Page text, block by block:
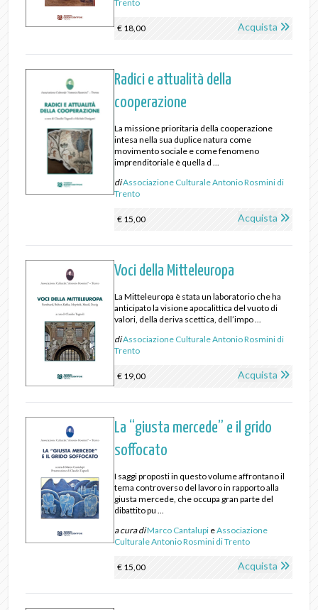
Trento
€ 18,00 Acquista
Radici e attualità della
cooperazione
La missione prioritaria della cooperazione
intesa nella sua duplice natura come
movimento sociale e come fenomeno
imprenditoriale è quella d ...
diAssociazione Culturale Antonio Rosmini di
Trento
€ 15,00 Acquista
Voci della Mitteleuropa
La Mitteleuropa è stata un laboratorio che ha
anticipato la visione apocalittica del vuoto di
valori, della deriva scettica, dell’impo ...
diAssociazione Culturale Antonio Rosmini di
Trento
€ 19,00 Acquista
La “giusta mercede” e il grido
soffocato
I saggi proposti in questo volume affrontano il
tema controverso del lavoro in rapporto alla
giusta mercede, che occupa gran parte del
dibattito pu ...
a cura diMarco Cantalupi eAssociazione
Culturale Antonio Rosmini di Trento
€ 15,00 Acquista